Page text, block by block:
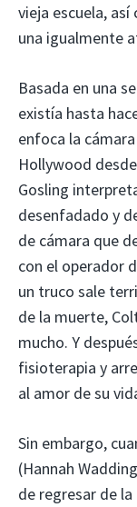
vieja escuela,
una igualmente
Basada en una
existía hasta
enfoca la
Hollywood
Gosling
desenfadado y
de cámara que
con el operador
un truco sale
de la muerte,
mucho. Y
fisioterapia y
al amor de su
Sin embargo,
(Hannah
de regresar de